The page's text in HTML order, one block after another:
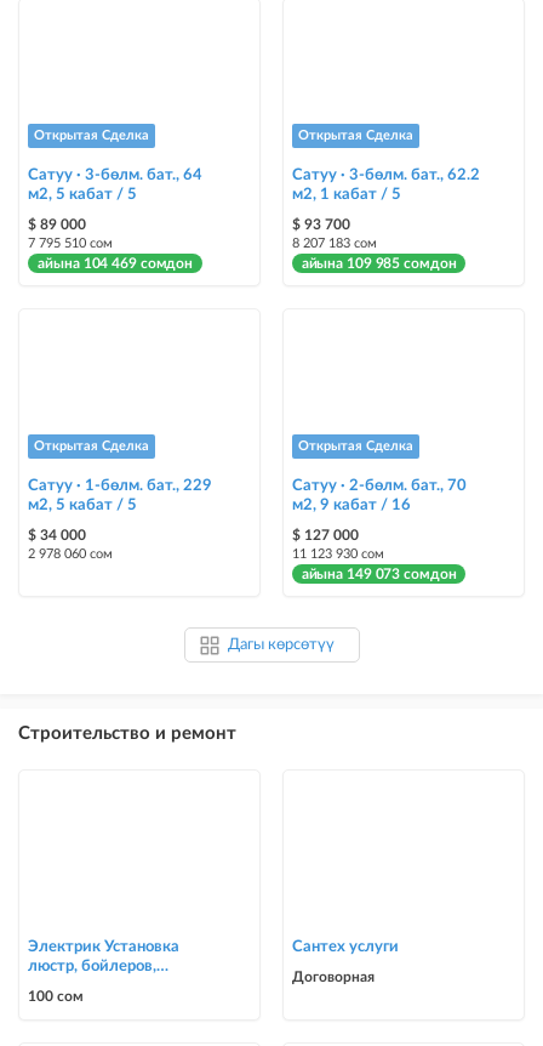
Открытая Сделка
Сатуу · 3-бөлм. бат., 64
м2, 5 кабат / 5
$ 89 000
7 795 510 сом
айына 104 469 сомдон
Открытая Сделка
Сатуу · 3-бөлм. бат., 62.2
м2, 1 кабат / 5
$ 93 700
8 207 183 сом
айына 109 985 сомдон
Открытая Сделка
Сатуу · 1-бөлм. бат., 229
м2, 5 кабат / 5
$ 34 000
2 978 060 сом
Открытая Сделка
Сатуу · 2-бөлм. бат., 70
м2, 9 кабат / 16
$ 127 000
11 123 930 сом
айына 149 073 сомдон
Дагы көрсөтүү
Строительство и ремонт
Электрик Установка
люстр, бойлеров,
0700303090
100 сом
Сантех услуги
Договорная